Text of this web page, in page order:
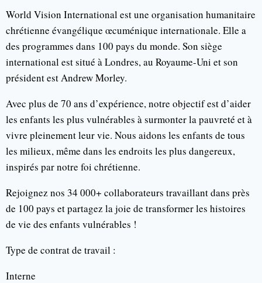
World Vision International est une organisation humanitaire
chrétienne évangélique œcuménique internationale. Elle a
des programmes dans 100 pays du monde. Son siège
international est situé à Londres, au Royaume-Uni et son
président est Andrew Morley.
Avec plus de 70 ans d’expérience, notre objectif est d’aider
les enfants les plus vulnérables à surmonter la pauvreté et à
vivre pleinement leur vie. Nous aidons les enfants de tous
les milieux, même dans les endroits les plus dangereux,
inspirés par notre foi chrétienne.
Rejoignez nos 34 000+ collaborateurs travaillant dans près
de 100 pays et partagez la joie de transformer les histoires
de vie des enfants vulnérables !
Type de contrat de travail :
Interne